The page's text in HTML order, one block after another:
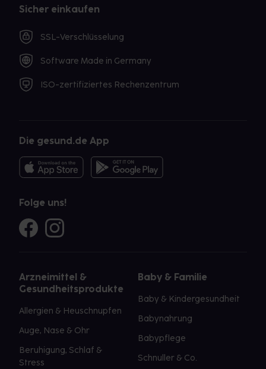
Sicher einkaufen
SSL-Verschlüsselung
Software Made in Germany
ISO-zertifiziertes Rechenzentrum
Die gesund.de App
Folge uns!
Arzneimittel &
Gesundheitsprodukte
Allergien & Heuschnupfen
Auge, Nase & Ohr
Beruhigung, Schlaf &
Stress
Baby & Familie
Baby & Kindergesundheit
Babynahrung
Babypflege
Schnuller & Co.